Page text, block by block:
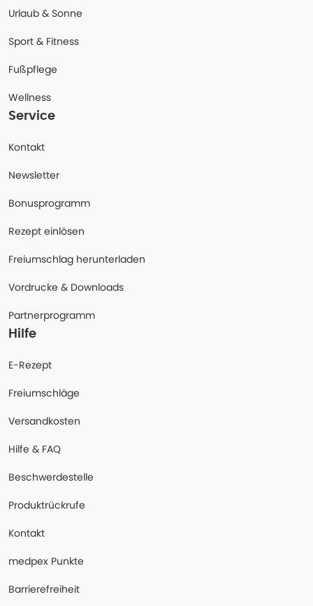
Urlaub & Sonne
Sport & Fitness
Fußpflege
Wellness
Service
Kontakt
Newsletter
Bonusprogramm
Rezept einlösen
Freiumschlag herunterladen
Vordrucke & Downloads
Partnerprogramm
Hilfe
E-Rezept
Freiumschläge
Versandkosten
Hilfe & FAQ
Beschwerdestelle
Produktrückrufe
Kontakt
medpex Punkte
Barrierefreiheit